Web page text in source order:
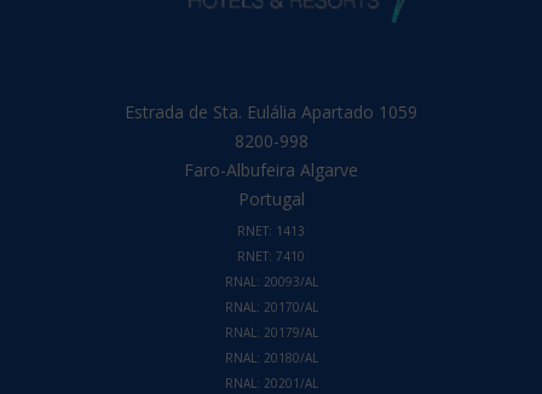
Estrada de Sta. Eulália Apartado 1059
8200-998
Faro-Albufeira Algarve
Portugal
RNET: 1413
RNET: 7410
RNAL: 20093/AL
RNAL: 20170/AL
RNAL: 20179/AL
RNAL: 20180/AL
RNAL: 20201/AL